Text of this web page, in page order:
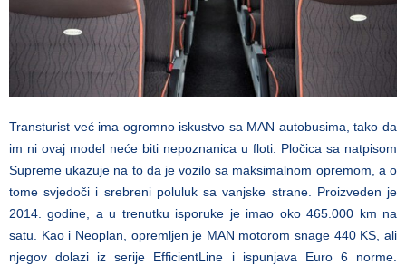
Transturist već ima ogromno iskustvo sa MAN autobusima, tako da
im ni ovaj model neće biti nepoznanica u floti. Pločica sa natpisom
Supreme ukazuje na to da je vozilo sa maksimalnom opremom, a o
tome svjedoči i srebreni poluluk sa vanjske strane. Proizveden je
2014. godine, a u trenutku isporuke je imao oko 465.000 km na
satu. Kao i Neoplan, opremljen je MAN motorom snage 440 KS, ali
njegov dolazi iz serije EfficientLine i ispunjava Euro 6 norme.